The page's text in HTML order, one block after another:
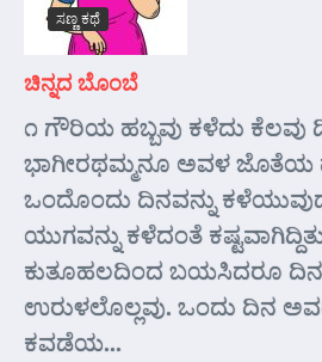
ಸಣ್ಣ ಕಥೆ
ಚಿನ್ನದ ಬೊಂಬೆ
೧ ಗೌರಿಯ ಹಬ್ಬವು ಕಳೆದು ಕೆಲವು
ಭಾಗೀರಥಮ್ಮನೂ ಅವಳ ಜೊತೆಯ
ಒಂದೊಂದು ದಿನವನ್ನು
ಯುಗವನ್ನು ಕಳೆದಂತೆ
ಕುತೂಹಲದಿಂದ ಬಯಸಿದರೂ
ಉರುಳಲೊಲ್ಲವು. ಒಂದು ದಿನ
ಕವಡೆಯ...